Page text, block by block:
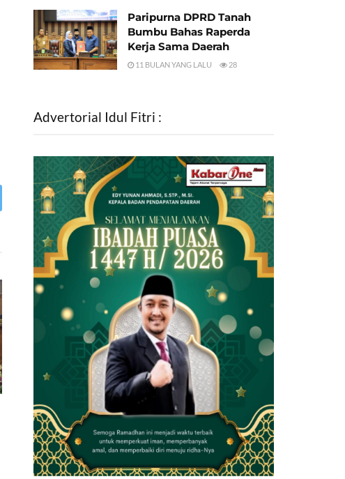
Paripurna DPRD Tanah
Bumbu Bahas Raperda
Kerja Sama Daerah
11 BULAN YANG LALU 28
Advertorial Idul Fitri :